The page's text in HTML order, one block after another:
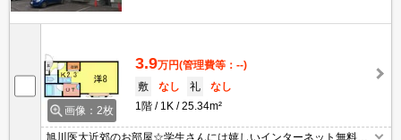
画像：2枚
3.9万円(管理費等：--)
敷
なし 礼
なし
1階
1K 25.34m²
旭川医大近郊のお部屋☆学生さんには嬉しいインターネット無料で